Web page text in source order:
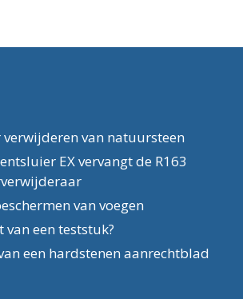
van natuursteen
EX vervangt de R163
van voegen
van een teststuk?
een hardstenen aanrechtblad